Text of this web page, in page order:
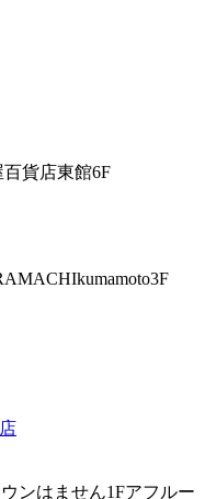
貨店東館6F
ンはません1Fアフルー